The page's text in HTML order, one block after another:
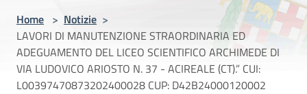
Home > Notizie >
LAVORI DI MANUTENZIONE STRAORDINARIA ED
ADEGUAMENTO DEL LICEO SCIENTIFICO ARCHIMEDE DI
VIA LUDOVICO ARIOSTO N. 37 - ACIREALE (CT).” CUI:
L00397470873202400028 CUP: D42B24000120002